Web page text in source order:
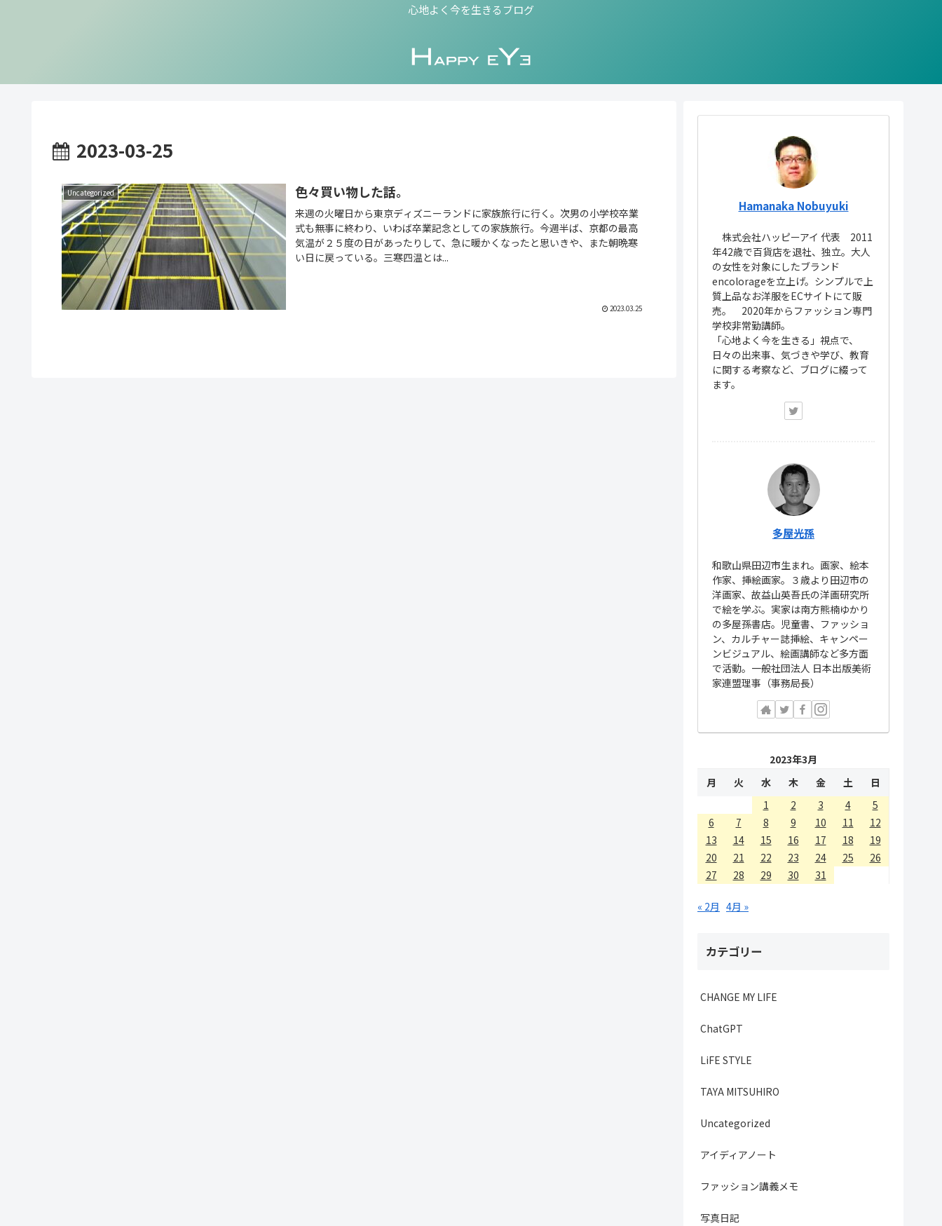
心地よく今を生きるブログ
2023-03-25
Uncategorized 色々買い物した話。
来週の火曜日から東京ディズニーランドに家族旅行に行く。次男の小学校卒業
式も無事に終わり、いわば卒業記念としての家族旅行。今週半ば、京都の最高
気温が２５度の日があったりして、急に暖かくなったと思いきや、また朝晩寒
い日に戻っている。三寒四温とは...
2023.03.25
Hamanaka Nobuyuki
株式会社ハッピーアイ 代表 2011
年42歳で百貨店を退社、独立。大人
の女性を対象にしたブランド
encolorageを立上げ。シンプルで上
質上品なお洋服をECサイトにて販
売。 2020年からファッション専門
学校非常勤講師。
「心地よく今を生きる」視点で、
日々の出来事、気づきや学び、教育
に関する考察など、ブログに綴って
ます。
多屋光孫
和歌山県田辺市生まれ。画家、絵本
作家、挿絵画家。３歳より田辺市の
洋画家、故益山英吾氏の洋画研究所
で絵を学ぶ。実家は南方熊楠ゆかり
の多屋孫書店。児童書、ファッショ
ン、カルチャー誌挿絵、キャンペー
ンビジュアル、絵画講師など多方面
で活動。一般社団法人 日本出版美術
家連盟理事（事務局長）
2023年3月
月
火 水 木 金 土
日
1
2 3 4
5
6
7 8 9 10 11
12
13
14 15 16 17 18
19
20
21 22 23 24 25
26
27
28 29 30 31
« 2月 4月 »
カテゴリー
CHANGE MY LIFE
ChatGPT
LiFE STYLE
TAYA MITSUHIRO
Uncategorized
アイディアノート
ファッション講義メモ
写真日記